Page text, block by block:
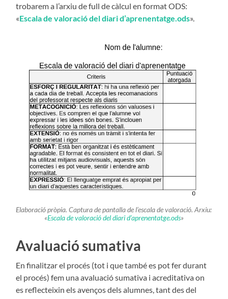
trobarem a l’arxiu de full de càlcul en format ODS:
«Escala de valoració del diari d’aprenentatge.ods».
Elaboració pròpia. Captura de pantalla de l’es­cala de valoració. Arxiu:
«Escala de valoració del diari d’aprenentatge.ods»
Avaluació sumativa
En finalitzar el procés (tot i que també es pot fer durant
el procés) fem una avaluació sumativa i acreditativa on
es reflecteixin els avenços dels alumnes, tant des del